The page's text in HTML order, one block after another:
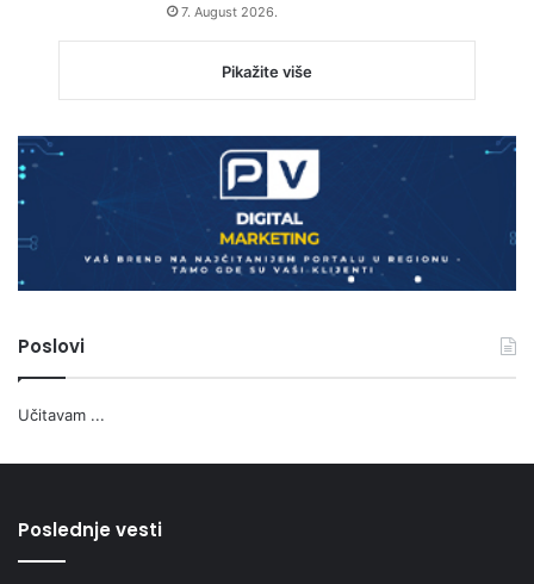
7. August 2026.
Pikažite više
Poslovi
Učitavam ...
Poslednje vesti